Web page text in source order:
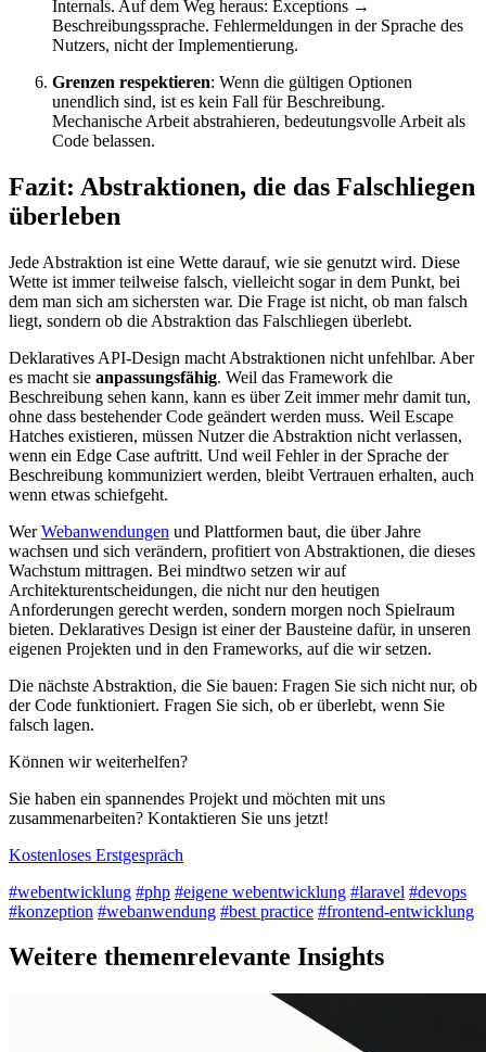
Internals. Auf dem Weg heraus: Exceptions →
Beschreibungssprache. Fehlermeldungen in der Sprache des
Nutzers, nicht der Implementierung.
Grenzen respektieren: Wenn die gültigen Optionen
unendlich sind, ist es kein Fall für Beschreibung.
Mechanische Arbeit abstrahieren, bedeutungsvolle Arbeit als
Code belassen.
Fazit: Abstraktionen, die das Falschliegen
überleben
Jede Abstraktion ist eine Wette darauf, wie sie genutzt wird. Diese
Wette ist immer teilweise falsch, vielleicht sogar in dem Punkt, bei
dem man sich am sichersten war. Die Frage ist nicht, ob man falsch
liegt, sondern ob die Abstraktion das Falschliegen überlebt.
Deklaratives API-Design macht Abstraktionen nicht unfehlbar. Aber
es macht sie anpassungsfähig. Weil das Framework die
Beschreibung sehen kann, kann es über Zeit immer mehr damit tun,
ohne dass bestehender Code geändert werden muss. Weil Escape
Hatches existieren, müssen Nutzer die Abstraktion nicht verlassen,
wenn ein Edge Case auftritt. Und weil Fehler in der Sprache der
Beschreibung kommuniziert werden, bleibt Vertrauen erhalten, auch
wenn etwas schiefgeht.
WerWebanwendungen und Plattformen baut, die über Jahre
wachsen und sich verändern, profitiert von Abstraktionen, die dieses
Wachstum mittragen. Bei mindtwo setzen wir auf
Architekturentscheidungen, die nicht nur den heutigen
Anforderungen gerecht werden, sondern morgen noch Spielraum
bieten. Deklaratives Design ist einer der Bausteine dafür, in unseren
eigenen Projekten und in den Frameworks, auf die wir setzen.
Die nächste Abstraktion, die Sie bauen: Fragen Sie sich nicht nur, ob
der Code funktioniert. Fragen Sie sich, ob er überlebt, wenn Sie
falsch lagen.
Können wir weiterhelfen?
Sie haben ein spannendes Projekt und möchten mit uns
zusammenarbeiten? Kontaktieren Sie uns jetzt!
Kostenloses Erstgespräch
#webentwicklung #php #eigene webentwicklung #laravel #devops
#konzeption #webanwendung #best practice #frontend-entwicklung
Weitere themenrelevante Insights